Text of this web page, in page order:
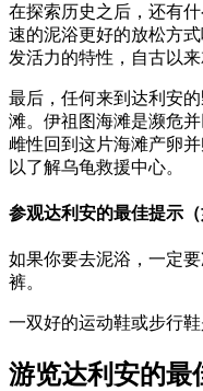
在探索历史之后，还有
速的泥浴更好的放松方
发活力的特性，自古以来
最后，任何来到达利安
滩。伊祖图海滩是濒危
雌性回到这片海滩产卵
以了解乌龟救援中心。
参观达利安的最佳提示
如果你要去泥浴，一定
裤。
一双好的运动鞋或步行
游览达利安的最